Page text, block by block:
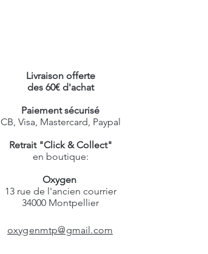
Livraison offerte
des 60€ d'achat
Paiement sécurisé
CB, Visa, Mastercard, Paypal
Retrait "Click & Collect"
en boutique:
Oxygen
13 rue de l'ancien courrier
34000 Montpellier
oxygenmtp@gmail.com